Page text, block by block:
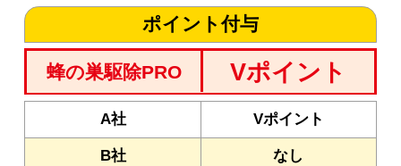
ポイント付与
蜂の巣駆除PRO Vポイント
A社 Vポイント
B社 なし